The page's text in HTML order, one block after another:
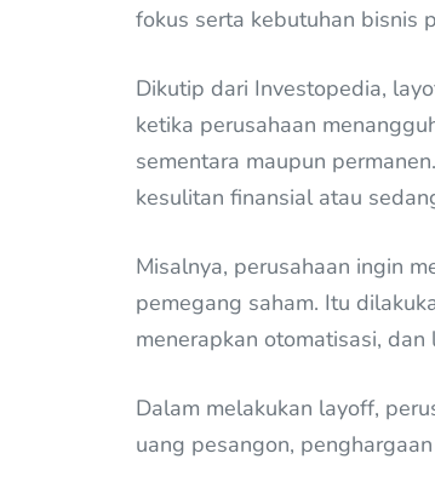
fokus serta kebutuhan bisnis
Dikutip dari Investopedia,
ketika perusahaan
sementara maupun
kesulitan finansial atau
Misalnya, perusahaan ingin
pemegang saham. Itu
menerapkan otomatisasi, dan
Dalam melakukan layoff,
uang pesangon,